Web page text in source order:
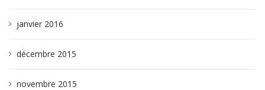
janvier 2016
décembre 2015
novembre 2015